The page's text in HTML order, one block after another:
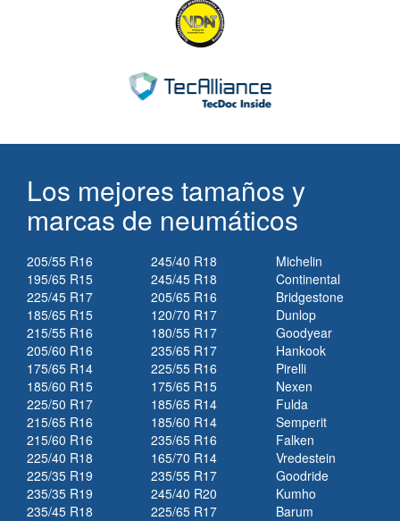
Los mejores tamaños y
marcas de neumáticos
205/55 R16
195/65 R15
225/45 R17
185/65 R15
215/55 R16
205/60 R16
175/65 R14
185/60 R15
225/50 R17
215/65 R16
215/60 R16
225/40 R18
225/35 R19
235/35 R19
235/45 R18
245/40 R18
245/45 R18
205/65 R16
120/70 R17
180/55 R17
235/65 R17
225/55 R16
175/65 R15
185/65 R14
185/60 R14
235/65 R16
165/70 R14
235/55 R17
245/40 R20
225/65 R17
Michelin
Continental
Bridgestone
Dunlop
Goodyear
Hankook
Pirelli
Nexen
Fulda
Semperit
Falken
Vredestein
Goodride
Kumho
Barum